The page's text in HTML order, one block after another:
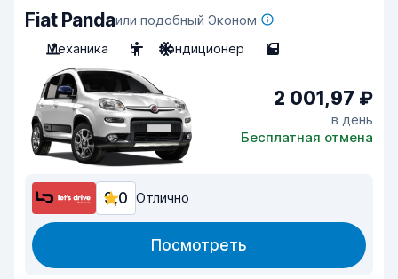
Fiat Pandaили подобный Эконом
Механика
5 Кондиционер 5
2 001,97 ₽
в день
Бесплатная отмена
9,0 Отлично
Посмотреть